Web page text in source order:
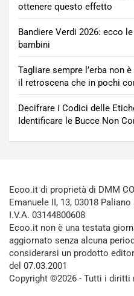
ottenere questo effetto
Bandiere Verdi 2026: ecco
bambini
Tagliare sempre l’erba non
il retroscena che in pochi
Decifrare i Codici delle
Identificare le Bucce Non
Ecoo.it di proprietà di DMM
Emanuele II, 13, 03018
I.V.A. 03144800608
Ecoo.it non è una testata
aggiornato senza alcuna
considerarsi un prodotto
del 07.03.2001
Copyright ©2026 - Tutti i diritti